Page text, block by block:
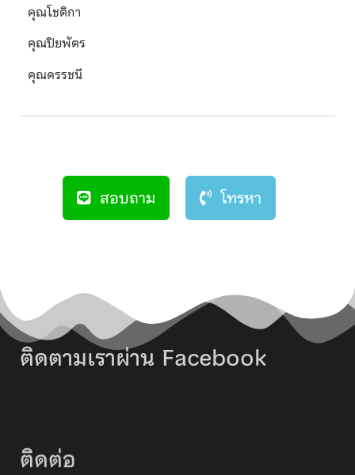
คุณโชติกา
คุณปิยพัตร
คุณดรรชนี
สอบถาม โทรหา
ติดตามเราผ่าน Facebook
ติดต่อ